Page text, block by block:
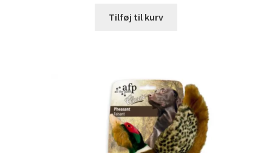
Tilføj til kurv